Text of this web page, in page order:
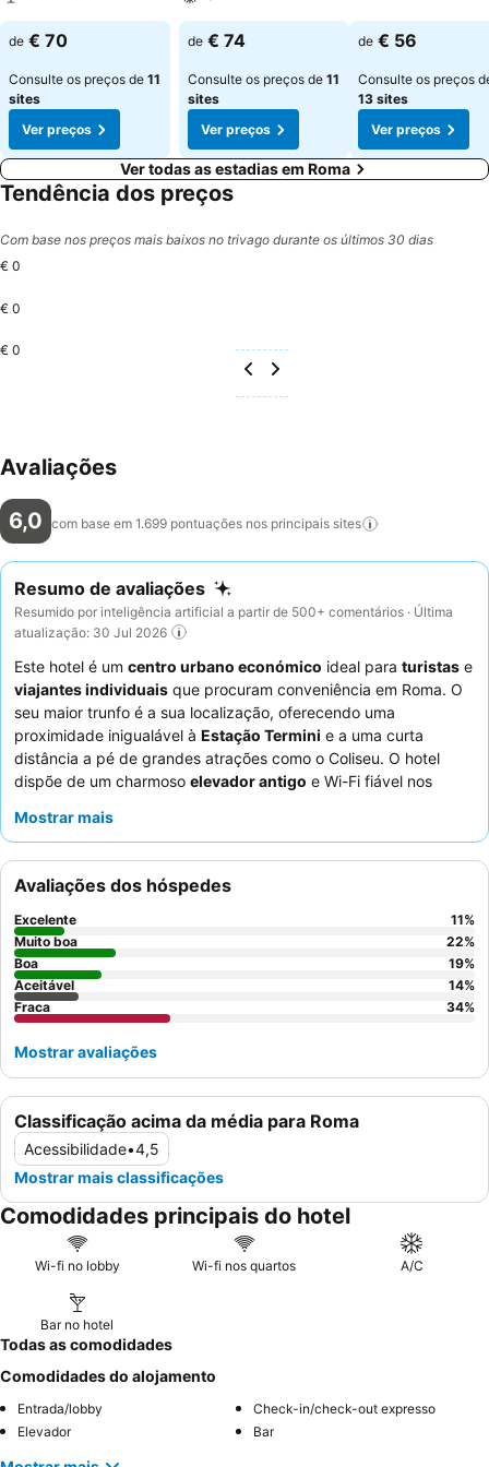
de € 70
Consulte os preços de 11
sites
Ver preços
de € 74
Consulte os preços de 11
sites
Ver preços
de € 56
Consulte os preços
13 sites
Ver preços
Ver todas as estadias em Roma
Tendência dos preços
Com base nos preços mais baixos no trivago durante os últimos 30 dias
€ 0
€ 0
€ 0
Avaliações
6,0 com base em 1.699 pontuações nos principais sites
Resumo de avaliações
Resumido por inteligência artificial a partir de 500+ comentários · Última
atualização: 30 Jul 2026
Este hotel é um centro urbano económico ideal para turistas e
viajantes individuais que procuram conveniência em Roma. O
seu maior trunfo é a sua localização, oferecendo uma
proximidade inigualável à Estação Termini e a uma curta
distância a pé de grandes atrações como o Coliseu. O hotel
dispõe de um charmoso elevador antigo e Wi-Fi fiável nos
receção 24 horas
pedir um quarto virado para o interior.
Mostrar mais
Classificação acima da média para Roma
Acessibilidade•4,5
Mostrar mais classificações
Avaliações dos hóspedes
Excelente 11%
Muito boa
22%
Boa
19%
Aceitável
14%
Fraca
34%
Mostrar avaliações
Comodidades principais do hotel
Wi-fi no lobby Wi-fi nos quartos A/C
Bar no hotel
Todas as comodidades
Comodidades do alojamento
Entrada/lobby
Check-in/check-out expresso
Elevador
Bar